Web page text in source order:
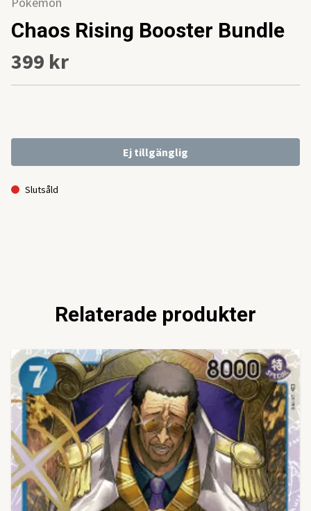
Chaos Rising Booster Bundle
399 kr
Ej tillgänglig
Slutsåld
Relaterade produkter